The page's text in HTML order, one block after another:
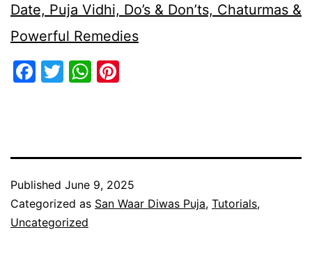
Date, Puja Vidhi, Do’s & Don’ts, Chaturmas &
Powerful Remedies
Facebook
TwitterWhatsApp
Published June 9, 2025
Categorized as San Waar Diwas Puja, Tutorials,
Uncategorized